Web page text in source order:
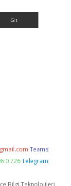
Teams:
0 726 Telegram:
Bilgi Teknolojileri